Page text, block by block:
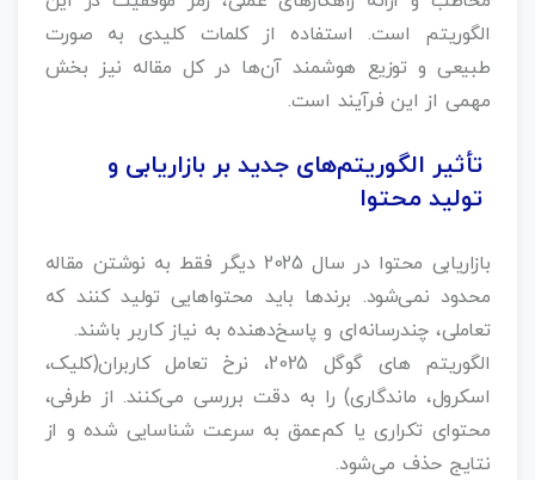
الگوریتم است. استفاده از کلمات کلیدی به صورت
طبیعی و توزیع هوشمند آن‌ها در کل مقاله نیز بخش
مهمی از این فرآیند است.
تأثیر الگوریتم‌های جدید بر بازاریابی و
تولید محتوا
بازاریابی محتوا در سال 2025 دیگر فقط به نوشتن مقاله
محدود نمی‌شود. برندها باید محتواهایی تولید کنند که
تعاملی، چندرسانه‌ای و پاسخ‌دهنده به نیاز کاربر باشند.
الگوریتم‌ های گوگل 2025، نرخ تعامل کاربران(کلیک،
اسکرول، ماندگاری) را به دقت بررسی می‌کنند. از طرفی،
محتوای تکراری یا کم‌عمق به سرعت شناسایی شده و از
نتایج حذف می‌شود.